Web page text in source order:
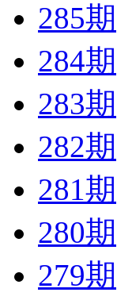
285期
284期
283期
282期
281期
280期
279期